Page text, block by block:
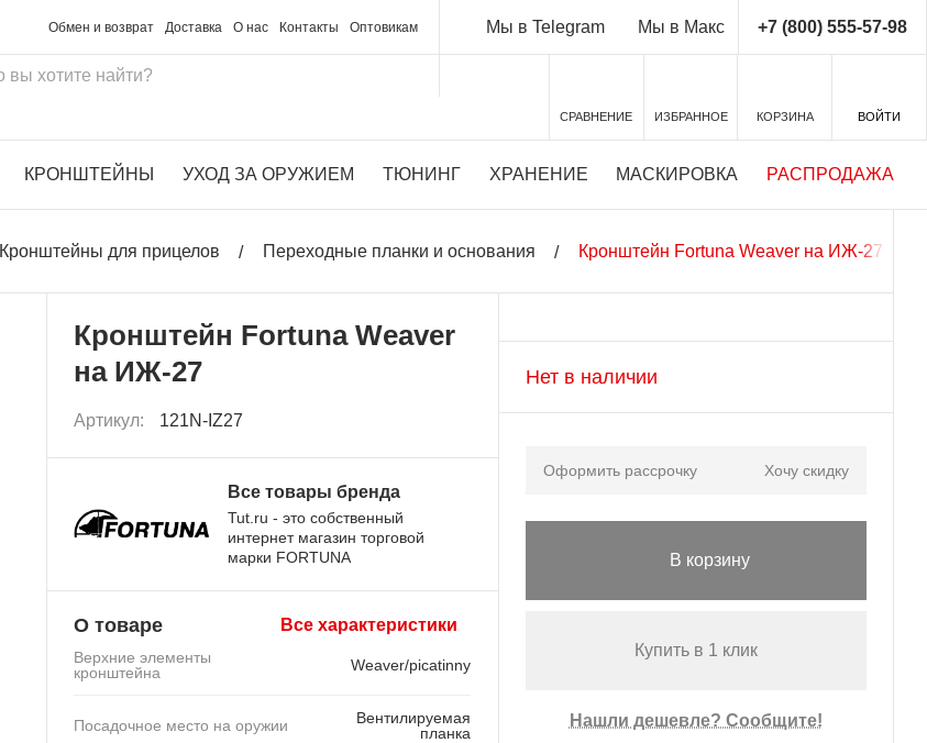
Обмен и возврат Доставка О нас Контакты Оптовикам Мы в Telegram Мы в Макс +7 (800) 555-57-98
СРАВНЕНИЕ ИЗБРАННОЕ КОРЗИНА ВОЙТИ
КРОНШТЕЙНЫ УХОД ЗА ОРУЖИЕМ ТЮНИНГ ХРАНЕНИЕ МАСКИРОВКА РАСПРОДАЖА
Кронштейны для прицелов Переходные планки и основания Кронштейн Fortuna Weaver на ИЖ-27
Кронштейн Fortuna Weaver
на ИЖ-27
Артикул: 121N-IZ27
Все товары бренда
Tut.ru - это собственный
интернет магазин торговой
марки FORTUNA
О товаре Все характеристики
Верхние элементы
кронштейна
Weaver/picatinny
Посадочное место на оружии
Вентилируемая
планка
Нет в наличии
Оформить рассрочку Хочу скидку
В корзину
Купить в 1 клик
Нашли дешевле? Сообщите!